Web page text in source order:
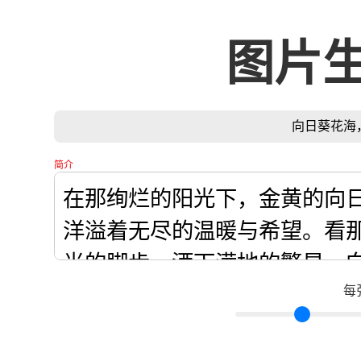
图片
向日葵花海
简介
每